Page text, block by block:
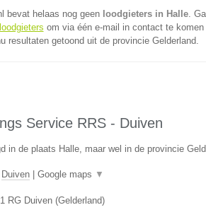
bevat helaas nog geen loodgieters in Halle.
om via één e-mail in contact te
resultaten getoond uit de provincie Gelderland.
Service RRS - Duiven
in de plaats Halle, maar wel in de provincie
Duiven| Google maps ▼
RG Duiven(Gelderland)